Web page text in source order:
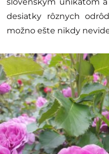
desiatky rôznych
možno ešte nikdy